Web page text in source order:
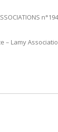
– Lamy